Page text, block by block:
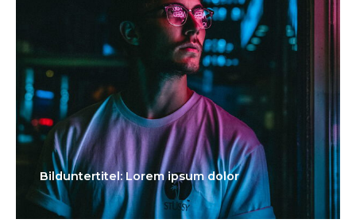
Bilduntertitel: Lorem ipsum dolor